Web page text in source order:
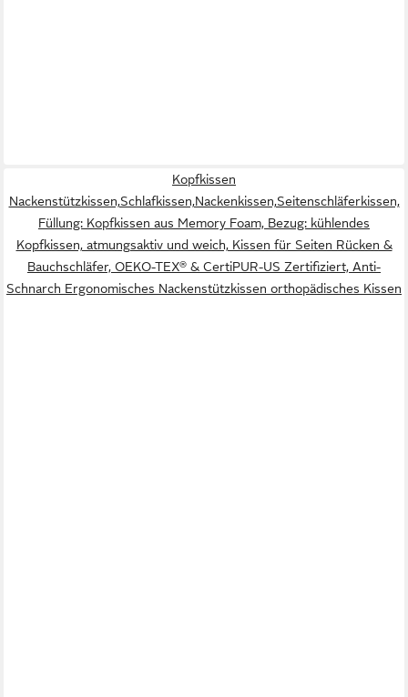
Kopfkissen
Nackenstützkissen,Schlafkissen,Nackenkissen,Seitenschläferkissen,
Füllung: Kopfkissen aus Memory Foam, Bezug: kühlendes
Kopfkissen, atmungsaktiv und weich, Kissen für Seiten Rücken &
Bauchschläfer, OEKO-TEX® & CertiPUR-US Zertifiziert, Anti-
Schnarch Ergonomisches Nackenstützkissen orthopädisches Kissen